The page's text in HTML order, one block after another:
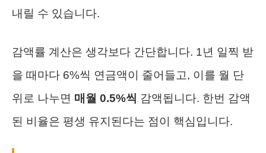
내릴 수 있습니다.
감액률 계산은 생각보다 간단합니다. 1년 일찍 받
을 때마다 6%씩 연금액이 줄어들고, 이를 월 단
위로 나누면 매월 0.5%씩 감액됩니다. 한번 감액
된 비율은 평생 유지된다는 점이 핵심입니다.